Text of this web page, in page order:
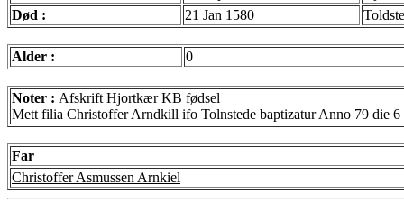
Død :
21 Jan 1580
Alder : 0
Noter : Afskrift Hjortkær KB fødsel
Mett filia Christoffer Arndkill ifo Tolnstede baptizatur Anno 79 die 6
Far
Christoffer Asmussen Arnkiel